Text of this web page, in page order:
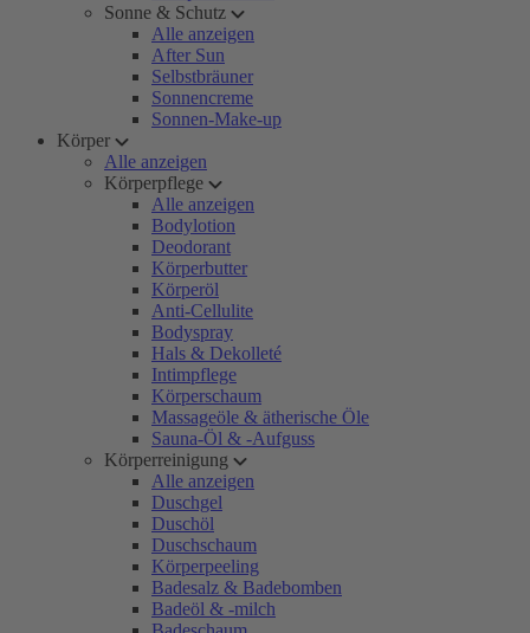
Sonne & Schutz
Alle anzeigen
After Sun
Selbstbräuner
Sonnencreme
Sonnen-Make-up
Körper
Alle anzeigen
Körperpflege
Alle anzeigen
Bodylotion
Deodorant
Körperbutter
Körperöl
Anti-Cellulite
Bodyspray
Hals & Dekolleté
Intimpflege
Körperschaum
Massageöle & ätherische Öle
Sauna-Öl & -Aufguss
Körperreinigung
Alle anzeigen
Duschgel
Duschöl
Duschschaum
Körperpeeling
Badesalz & Badebomben
Badeöl & -milch